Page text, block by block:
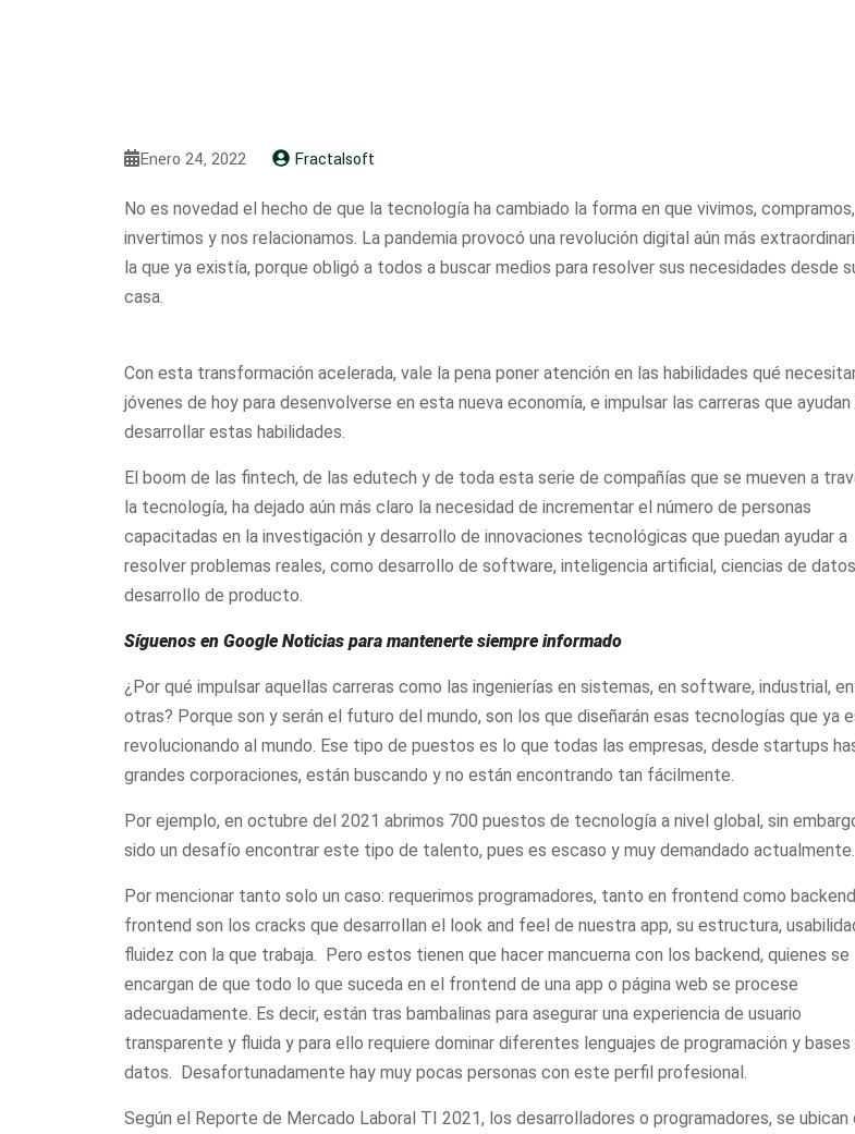
Enero 24, 2022 Fractalsoft
No es novedad el hecho de que la tecnología ha cambiado la forma en que vivimos, compramos,
invertimos y nos relacionamos. La pandemia provocó una revolución digital aún más
la que ya existía, porque obligó a todos a buscar medios para resolver sus necesidades desde
casa.
Con esta transformación acelerada, vale la pena poner atención en las habilidades qué
jóvenes de hoy para desenvolverse en esta nueva economía, e impulsar las carreras que ayudan
desarrollar estas habilidades.
El boom de las fintech, de las edutech y de toda esta serie de compañías que se mueven a
la tecnología, ha dejado aún más claro la necesidad de incrementar el número de personas
capacitadas en la investigación y desarrollo de innovaciones tecnológicas que puedan ayudar a
resolver problemas reales, como desarrollo de software, inteligencia artificial, ciencias de
desarrollo de producto.
Síguenos en Google Noticias para mantenerte siempre informado
¿Por qué impulsar aquellas carreras como las ingenierías en sistemas, en software, industrial,
otras? Porque son y serán el futuro del mundo, son los que diseñarán esas tecnologías que ya
revolucionando al mundo. Ese tipo de puestos es lo que todas las empresas, desde startups
grandes corporaciones, están buscando y no están encontrando tan fácilmente.
Por ejemplo, en octubre del 2021 abrimos 700 puestos de tecnología a nivel global, sin
sido un desafío encontrar este tipo de talento, pues es escaso y muy demandado actualmente.
Por mencionar tanto solo un caso: requerimos programadores, tanto en frontend como
frontend son los cracks que desarrollan el look and feel de nuestra app, su estructura,
fluidez con la que trabaja. Pero estos tienen que hacer mancuerna con los backend, quienes se
encargan de que todo lo que suceda en el frontend de una app o página web se procese
adecuadamente. Es decir, están tras bambalinas para asegurar una experiencia de usuario
transparente y fluida y para ello requiere dominar diferentes lenguajes de programación y bases
datos. Desafortunadamente hay muy pocas personas con este perfil profesional.
Según el Reporte de Mercado Laboral TI 2021, los desarrolladores o programadores, se ubican